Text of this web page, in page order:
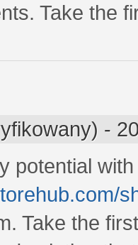
Take the
-
potential
Take the